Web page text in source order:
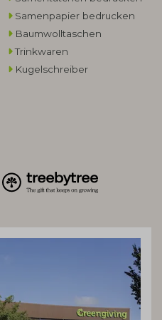
Samenpapier bedrucken
Baumwolltaschen​
Trinkwaren
Kugelschreiber